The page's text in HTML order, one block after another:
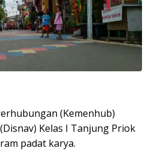
(Kemenhub)
Kelas I Tanjung Priok
padat karya.